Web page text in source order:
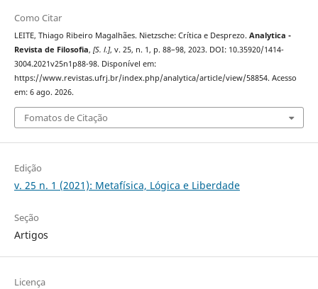
Como Citar
LEITE, Thiago Ribeiro Magalhães. Nietzsche: Crítica e Desprezo. Analytica -
Revista de Filosofia, [S. l.], v. 25, n. 1, p. 88–98, 2023. DOI: 10.35920/1414-
3004.2021v25n1p88-98. Disponível em:
https://www.revistas.ufrj.br/index.php/analytica/article/view/58854. Acesso
em: 6 ago. 2026.
Fomatos de Citação
Edição
v. 25 n. 1 (2021): Metafísica, Lógica e Liberdade
Seção
Artigos
Licença